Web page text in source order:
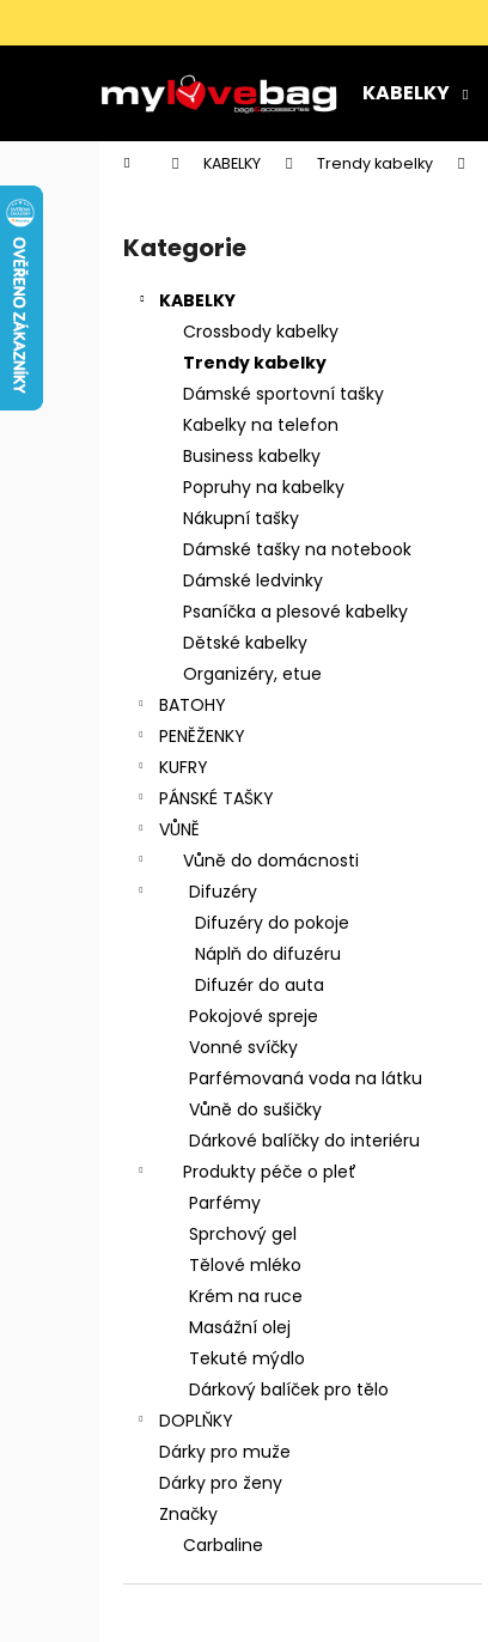
KABELKY
Domů KABELKY Trendy kabelky
Přeskočit
kategorie
Kategorie
KABELKY
Crossbody kabelky
Trendy kabelky
Dámské sportovní tašky
Kabelky na telefon
Business kabelky
Popruhy na kabelky
Nákupní tašky
Dámské tašky na notebook
Dámské ledvinky
Psaníčka a plesové kabelky
Dětské kabelky
Organizéry, etue
BATOHY
PENĚŽENKY
KUFRY
PÁNSKÉ TAŠKY
VŮNĚ
Vůně do domácnosti
Difuzéry
Difuzéry do pokoje
Náplň do difuzéru
Difuzér do auta
Pokojové spreje
Vonné svíčky
Parfémovaná voda na látku
Vůně do sušičky
Dárkové balíčky do interiéru
Produkty péče o pleť
Parfémy
Sprchový gel
Tělové mléko
Krém na ruce
Masážní olej
Tekuté mýdlo
Dárkový balíček pro tělo
DOPLŇKY
Dárky pro muže
Dárky pro ženy
Značky
Carbaline
o
k